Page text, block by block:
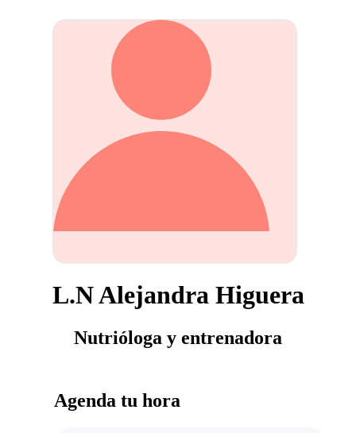
L.N Alejandra Higuera
Nutrióloga y entrenadora
Agenda tu hora